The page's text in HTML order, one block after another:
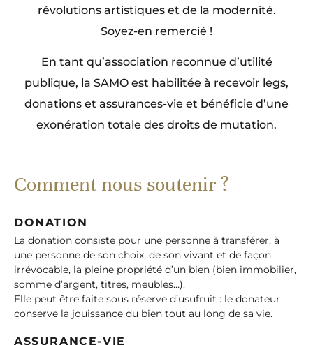
révolutions artistiques et de la modernité.
Soyez-en remercié !
En tant qu’association reconnue d’utilité
publique, la SAMO est habilitée à recevoir legs,
donations et assurances-vie et bénéficie d’une
exonération totale des droits de mutation.
Comment nous soutenir ?
DONATION
La donation consiste pour une personne à transférer, à
une personne de son choix, de son vivant et de façon
irrévocable, la pleine propriété d’un bien (bien immobilier,
somme d’argent, titres, meubles…).
Elle peut être faite sous réserve d’usufruit : le donateur
conserve la jouissance du bien tout au long de sa vie.
ASSURANCE-VIE